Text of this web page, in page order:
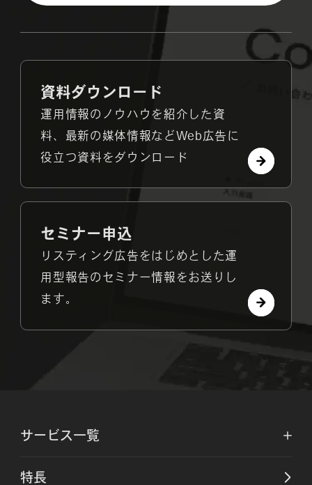
資料ダウンロード
運用情報のノウハウを紹介した資
料、最新の媒体情報などWeb広告に
役立つ資料をダウンロード
セミナー申込
リスティング広告をはじめとした運
用型報告のセミナー情報をお送りし
ます。
サービス一覧
特長